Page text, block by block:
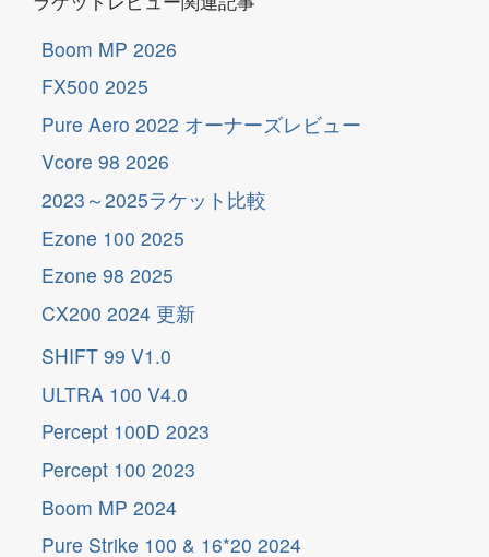
Boom MP 2026
FX500 2025
Pure Aero 2022 オーナーズレビュー
Vcore 98 2026
2023～2025ラケット比較
Ezone 100 2025
Ezone 98 2025
CX200 2024
更 新
SHIFT 99 V1.0
ULTRA 100 V4.0
Percept 100D 2023
Percept 100 2023
Boom MP 2024
Pure Strike 100 & 16*20 2024